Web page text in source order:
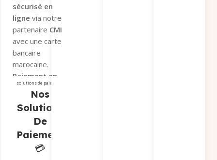
sécurisé en
ligne via notre
partenaire CMI
avec une carte
bancaire
marocaine.
Paiement en
magasin si
vous préférez
récupérer
commande sur
solutions de paiement
Nos
Solutions
De
Paiement
💳